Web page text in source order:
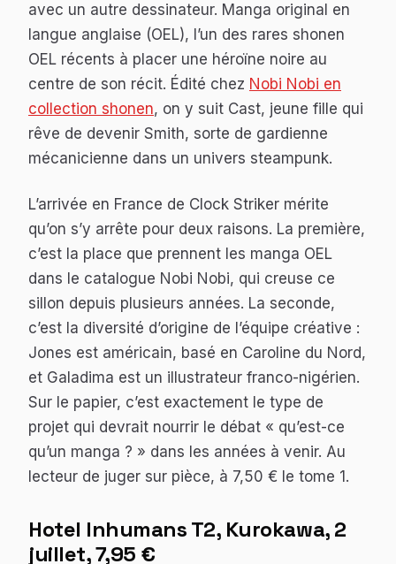
avec un autre dessinateur. Manga original en
langue anglaise (OEL), l’un des rares shonen
OEL récents à placer une héroïne noire au
centre de son récit. Édité chez Nobi Nobi en
collection shonen, on y suit Cast, jeune fille qui
rêve de devenir Smith, sorte de gardienne
mécanicienne dans un univers steampunk.
L’arrivée en France de Clock Striker mérite
qu’on s’y arrête pour deux raisons. La première,
c’est la place que prennent les manga OEL
dans le catalogue Nobi Nobi, qui creuse ce
sillon depuis plusieurs années. La seconde,
c’est la diversité d’origine de l’équipe créative :
Jones est américain, basé en Caroline du Nord,
et Galadima est un illustrateur franco-nigérien.
Sur le papier, c’est exactement le type de
projet qui devrait nourrir le débat « qu’est-ce
qu’un manga ? » dans les années à venir. Au
lecteur de juger sur pièce, à 7,50 € le tome 1.
Hotel InhumansT2, Kurokawa, 2
juillet, 7,95 €